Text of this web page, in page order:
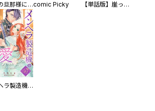
人外の旦那様に娶られ毎晩ナカまで愛される…。アンソロジーcomic Picky 【単話版】崖っぷち令嬢ですが、意地と策略で幸せになります！シリーズ
メンヘラ製造機の公爵令息（過保護）が溺愛してきます